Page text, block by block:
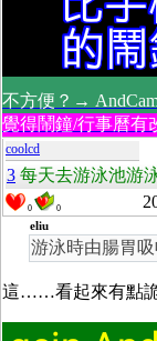
不方便？→
覺得鬧鐘/行事曆
coolcd
3 每天去游泳池游
0 0
eliu
游泳時由腸胃吸
這……看起來有點詭